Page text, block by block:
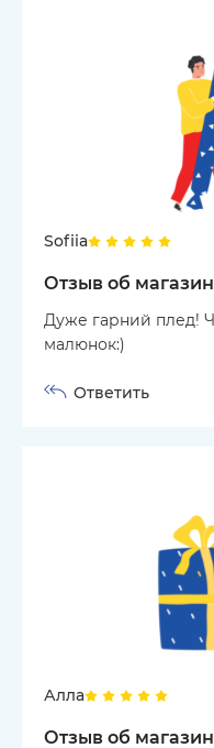
Sofiia
Отзыв об
Дуже гарний плед!
малюнок:)
Ответить
Алла
Отзыв об